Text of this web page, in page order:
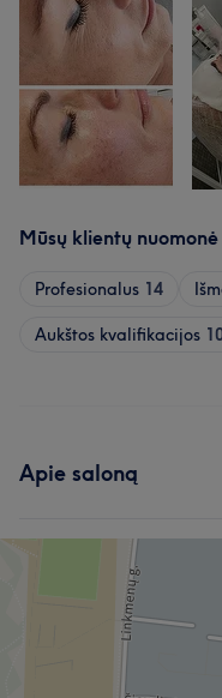
Mūsų klientų
Profesionalus 14
Aukštos kvalifikacijos
Apie saloną